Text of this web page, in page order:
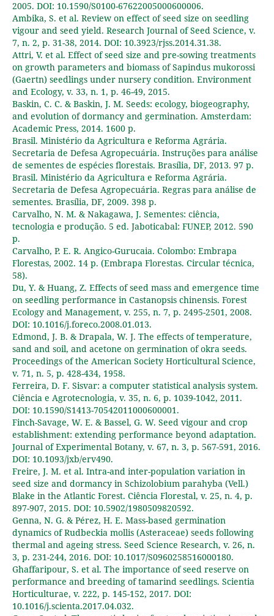
2005. DOI: 10.1590/S0100-67622005000600006.
Ambika, S. et al. Review on effect of seed size on seedling
vigour and seed yield. Research Journal of Seed Science, v.
7, n. 2, p. 31-38, 2014. DOI: 10.3923/rjss.2014.31.38.
Attri, V. et al. Effect of seed size and pre-sowing treatments
on growth parameters and biomass of Sapindus mukorossi
(Gaertn) seedlings under nursery condition. Environment
and Ecology, v. 33, n. 1, p. 46-49, 2015.
Baskin, C. C. & Baskin, J. M. Seeds: ecology, biogeography,
and evolution of dormancy and germination. Amsterdam:
Academic Press, 2014. 1600 p.
Brasil. Ministério da Agricultura e Reforma Agrária.
Secretaria de Defesa Agropecuária. Instruções para análise
de sementes de espécies florestais. Brasília, DF, 2013. 97 p.
Brasil. Ministério da Agricultura e Reforma Agrária.
Secretaria de Defesa Agropecuária. Regras para análise de
sementes. Brasília, DF, 2009. 398 p.
Carvalho, N. M. & Nakagawa, J. Sementes: ciência,
tecnologia e produção. 5 ed. Jaboticabal: FUNEP, 2012. 590
p.
Carvalho, P. E. R. Angico-Gurucaia. Colombo: Embrapa
Florestas, 2002. 14 p. (Embrapa Florestas. Circular técnica,
58).
Du, Y. & Huang, Z. Effects of seed mass and emergence time
on seedling performance in Castanopsis chinensis. Forest
Ecology and Management, v. 255, n. 7, p. 2495-2501, 2008.
DOI: 10.1016/j.foreco.2008.01.013.
Edmond, J. B. & Drapala, W. J. The effects of temperature,
sand and soil, and acetone on germination of okra seeds.
Proceedings of the American Society Horticultural Science,
v. 71, n. 5, p. 428-434, 1958.
Ferreira, D. F. Sisvar: a computer statistical analysis system.
Ciência e Agrotecnologia, v. 35, n. 6, p. 1039-1042, 2011.
DOI: 10.1590/S1413-70542011000600001.
Finch-Savage, W. E. & Bassel, G. W. Seed vigour and crop
establishment: extending performance beyond adaptation.
Journal of Experimental Botany, v. 67, n. 3, p. 567-591, 2016.
DOI: 10.1093/jxb/erv490.
Freire, J. M. et al. Intra-and inter-population variation in
seed size and dormancy in Schizolobium parahyba (Vell.)
Blake in the Atlantic Forest. Ciência Florestal, v. 25, n. 4, p.
897-907, 2015. DOI: 10.5902/1980509820592.
Genna, N. G. & Pérez, H. E. Mass-based germination
dynamics of Rudbeckia mollis (Asteraceae) seeds following
thermal and ageing stress. Seed Science Research, v. 26, n.
3, p. 231-244, 2016. DOI: 10.1017/S0960258516000180.
Ghaffaripour, S. et al. The importance of seed reserve on
performance and breeding of tamarind seedlings. Scientia
Horticulturae, v. 222, p. 145-152, 2017. DOI:
10.1016/j.scienta.2017.04.032.